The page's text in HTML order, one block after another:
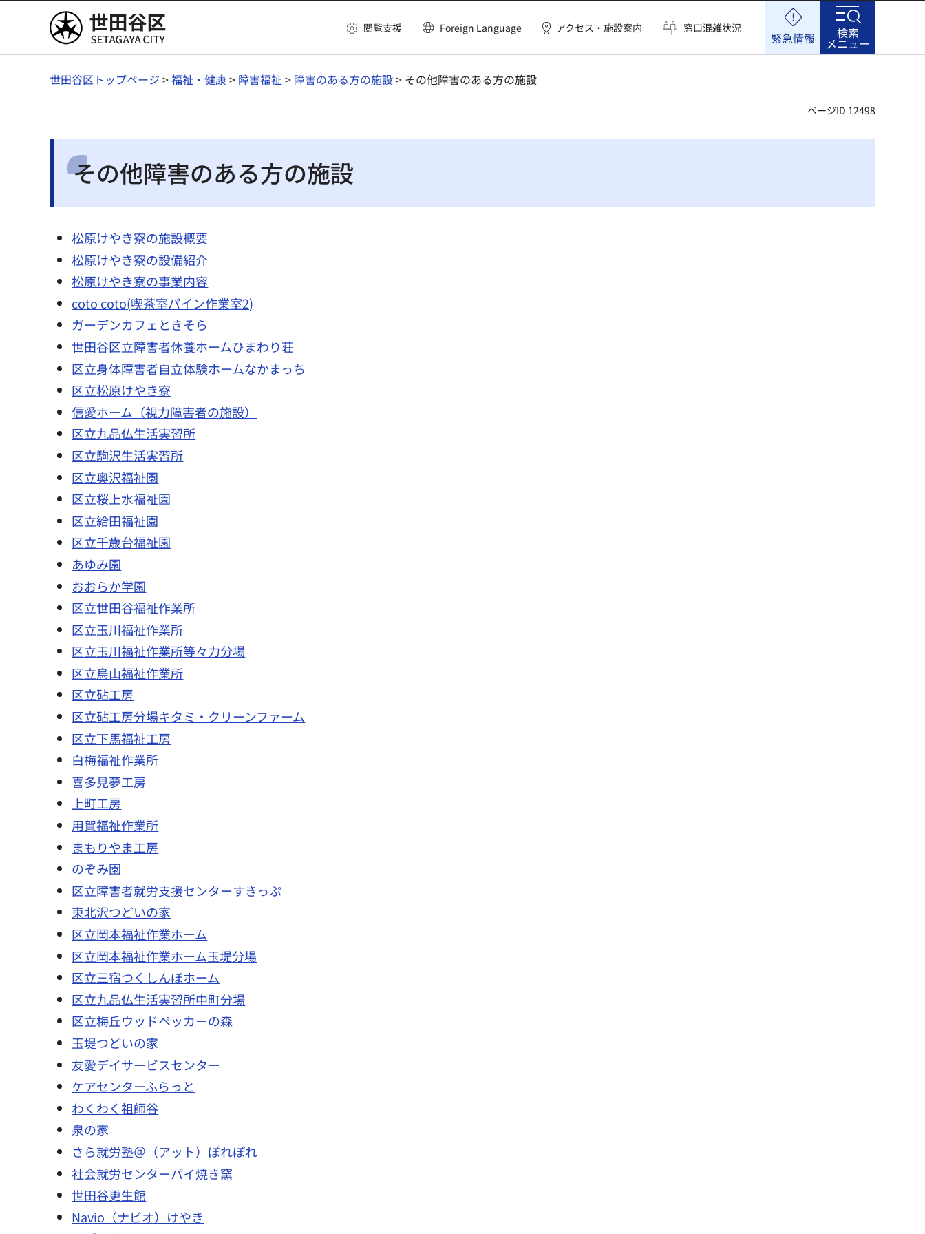
世田谷区 閲覧支援 Foreign Language アクセス・施設案内 窓口混雑状況
緊急情報 検索
メニュー
世田谷区トップページ >福祉・健康> 障害福祉 > 障害のある方の施設> その他障害のある方の施設
ページID 12498
その他障害のある方の施設
松原けやき寮の施設概要
松原けやき寮の設備紹介
松原けやき寮の事業内容
coto coto(喫茶室パイン作業室2)
ガーデンカフェときそら
世田谷区立障害者休養ホームひまわり荘
区立身体障害者自立体験ホームなかまっち
区立松原けやき寮
信愛ホーム（視力障害者の施設）
区立九品仏生活実習所
区立駒沢生活実習所
区立奥沢福祉園
区立桜上水福祉園
区立給田福祉園
区立千歳台福祉園
あゆみ園
おおらか学園
区立世田谷福祉作業所
区立玉川福祉作業所
区立玉川福祉作業所等々力分場
区立烏山福祉作業所
区立砧工房
区立砧工房分場キタミ・クリーンファーム
区立下馬福祉工房
白梅福祉作業所
喜多見夢工房
上町工房
用賀福祉作業所
まもりやま工房
のぞみ園
区立障害者就労支援センターすきっぷ
東北沢つどいの家
区立岡本福祉作業ホーム
区立岡本福祉作業ホーム玉堤分場
区立三宿つくしんぼホーム
区立九品仏生活実習所中町分場
区立梅丘ウッドペッカーの森
玉堤つどいの家
友愛デイサービスセンター
ケアセンターふらっと
わくわく祖師谷
泉の家
さら就労塾＠（アット）ぽれぽれ
社会就労センターパイ焼き窯
世田谷更生館
Navio（ナビオ）けやき